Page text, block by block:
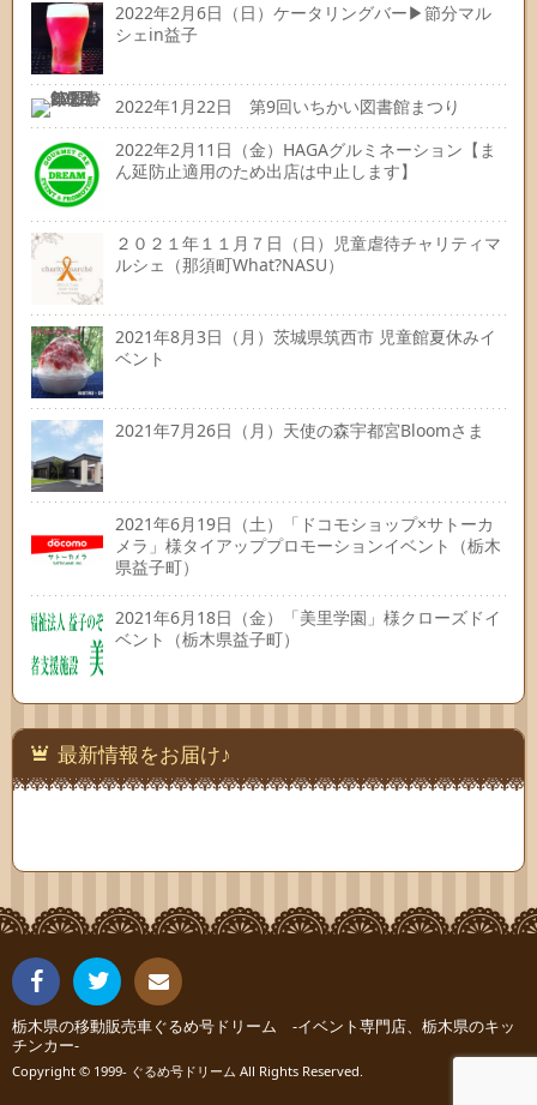
2022年2月6日（日）ケータリングバー▶節分マル
シェin益子
2022年1月22日 第9回いちかい図書館まつり
2022年2月11日（金）HAGAグルミネーション【ま
ん延防止適用のため出店は中止します】
２０２１年１１月７日（日）児童虐待チャリティマ
ルシェ（那須町What?NASU）
2021年8月3日（月）茨城県筑西市 児童館夏休みイ
ベント
2021年7月26日（月）天使の森宇都宮Bloomさま
2021年6月19日（土）「ドコモショップ×サトーカ
メラ」様タイアッププロモーションイベント（栃木
県益子町）
2021年6月18日（金）「美里学園」様クローズドイ
ベント（栃木県益子町）
最新情報をお届け♪
Fac
ebo
Twit
ter
連絡
先
栃木県の移動販売車ぐるめ号ドリーム -イベント専門店、栃木県のキッ
チンカー-
Copyright © 1999- ぐるめ号ドリーム All Rights Reserved.